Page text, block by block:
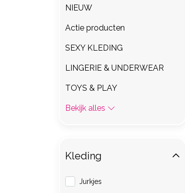
NIEUW
Actie producten
SEXY KLEDING
LINGERIE & UNDERWEAR
TOYS & PLAY
Bekijk alles
Kleding
Jurkjes